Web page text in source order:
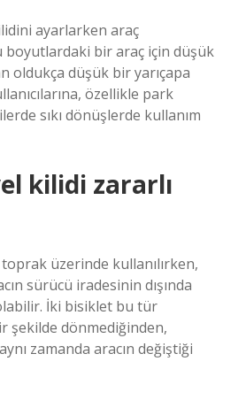
ayarlarken araç
boyutlardaki bir araç için düşük
oldukça düşük bir yarıçapa
özellikle park
sıkı dönüşlerde kullanım
kilidi zararlı
üzerinde kullanılırken,
sürücü iradesinin dışında
İki bisiklet bu tür
şekilde dönmediğinden,
zamanda aracın değiştiği